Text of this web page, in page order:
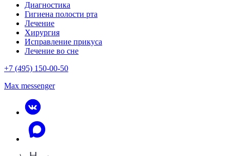
Диагностика
Гигиена полости рта
Лечение
Хирургия
Исправление прикуса
Лечение во сне
+7 (495) 150-00-50
Max messenger